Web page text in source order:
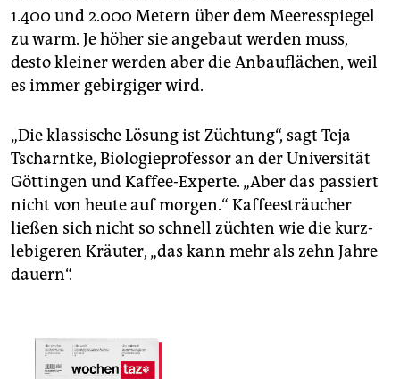
1.400 und 2.000 Metern über dem Meeresspiegel
zu warm. Je höher sie angebaut werden muss,
desto kleiner werden aber die Anbauflächen, weil
es immer gebirgiger wird.
„Die klassische Lösung ist Züchtung“, sagt Teja
Tscharntke, Biologieprofessor an der Universität
Göttingen und Kaffee-Experte. „Aber das passiert
nicht von heute auf morgen.“ Kaffeesträucher
ließen sich nicht so schnell züchten wie die kurz­
lebigeren Kräuter, „das kann mehr als zehn Jahre
dauern“.